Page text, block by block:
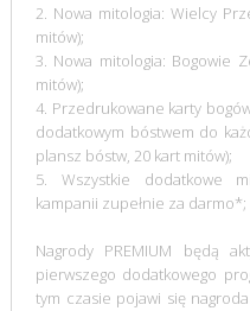
2. Nowa mitologia: Wielcy
mitów);
3. Nowa mitologia: Bogowie
mitów);
4. Przedrukowane karty
dodatkowym bóstwem do
plansz bóstw, 20 kart mitów);
5. Wszystkie dodatkowe
kampanii zupełnie za darmo*;
Nagrody PREMIUM będą
pierwszego dodatkowego
tym czasie pojawi się